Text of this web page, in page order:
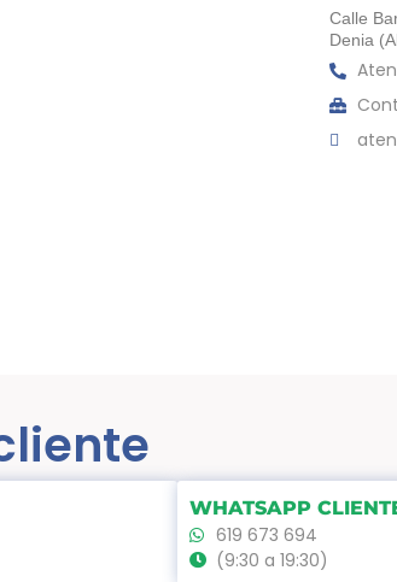
Calle
Denia
WHATSAPP
619 673 694
(9:30 a 19:30)